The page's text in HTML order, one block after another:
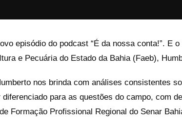
episódio do podcast “É da nossa conta!”. E
e Pecuária do Estado da Bahia (Faeb),
nos brinda com análises consistentes
para as questões do campo, com
Formação Profissional Regional do Senar